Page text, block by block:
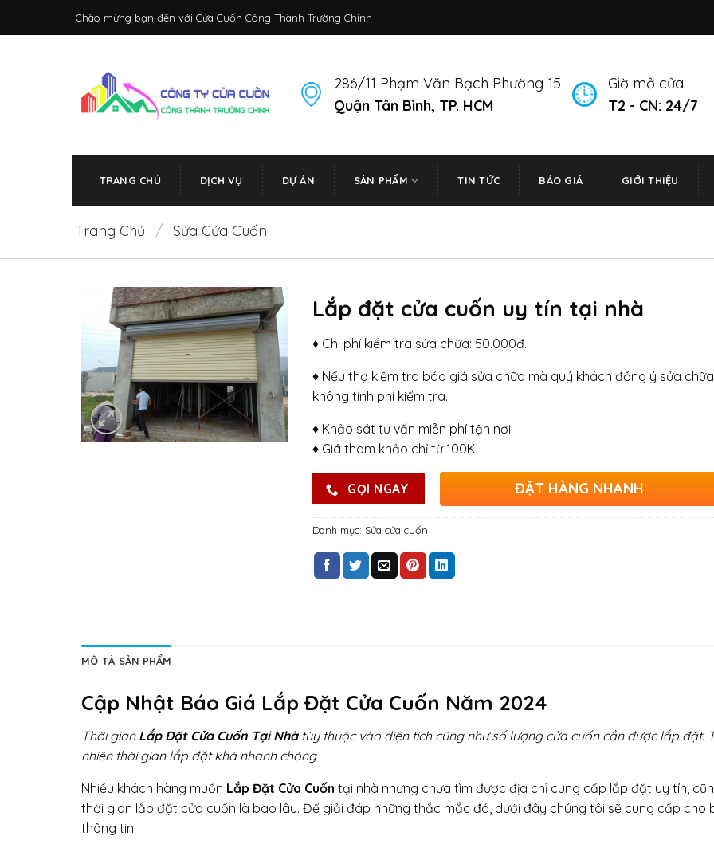
Chào mừng bạn đến với Cửa Cuốn Công Thành Trường Chinh
286/11 Phạm Văn Bạch Phường 15
Quận Tân Bình, TP. HCM
Giờ mở cửa:
T2 - CN: 24/7
TRANG CHỦ DỊCH VỤ DỰ ÁN SẢN PHẨM TIN TỨC BÁO GIÁ GIỚI THIỆU
Trang Chủ / Sửa Cửa Cuốn
Lắp đặt cửa cuốn uy tín tại nhà
♦ Chi phí kiểm tra sửa chữa: 50.000đ.
♦ Nếu thợ kiểm tra báo giá sửa chữa mà quý khách đồng ý sửa
không tính phí kiểm tra.
♦ Khảo sát tư vấn miễn phí tận nơi
♦ Giá tham khảo chỉ từ 100K
GỌI NGAY ĐẶT HÀNG NHANH
Danh mục: Sửa cửa cuốn
MÔ TẢ SẢN PHẨM
Cập Nhật Báo Giá Lắp Đặt Cửa Cuốn Năm 2024
Thời gian Lắp Đặt Cửa Cuốn Tại Nhà tùy thuộc vào diện tích cũng như số lượng cửa cuốn cần được lắp đặt.
nhiên thời gian lắp đặt khá nhanh chóng
Nhiều khách hàng muốn Lắp Đặt Cửa Cuốn tại nhà nhưng chưa tìm được địa chỉ cung cấp lắp đặt uy tín,
thời gian lắp đặt cửa cuốn là bao lâu. Để giải đáp những thắc mắc đó, dưới đây chúng tôi sẽ cung cấp cho
thông tin.